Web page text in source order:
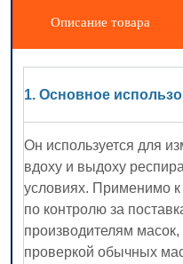
Описание товара